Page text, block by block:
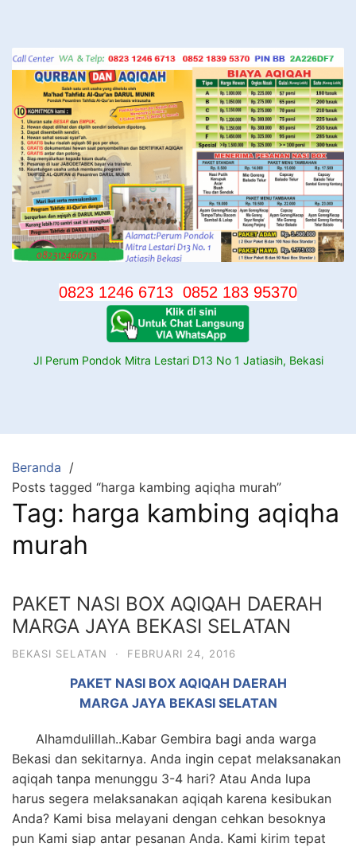
konten
0823 1246 6713 0852 183 95370
Jl Perum Pondok Mitra Lestari D13 No 1 Jatiasih, Bekasi
Beranda
Posts tagged “harga kambing aqiqha murah”
Tag: harga kambing aqiqha
murah
PAKET NASI BOX AQIQAH DAERAH
MARGA JAYA BEKASI SELATAN
BEKASI SELATAN · FEBRUARI 24, 2016
PAKET NASI BOX AQIQAH DAERAH
MARGA JAYA BEKASI SELATAN
Alhamdulillah..Kabar Gembira bagi anda warga
Bekasi dan sekitarnya. Anda ingin cepat melaksanakan
aqiqah tanpa menunggu 3-4 hari? Atau Anda lupa
harus segera melaksanakan aqiqah karena kesibukan
Anda? Kami bisa melayani dengan cehkan besoknya
pun Kami siap antar pesanan Anda. Kami kirim tepat